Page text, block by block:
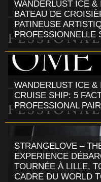
WANDERLUST ICE
BATEAU DE
PATINEUSE
PROFESSIONNELLE
WANDERLUST ICE
CRUISE SHIP: 5
PROFESSIONAL
STRANGELOVE –
EXPERIENCE
TOURNÉE À LILLE,
CADRE DU WORLD